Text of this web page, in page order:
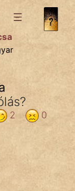
0
2